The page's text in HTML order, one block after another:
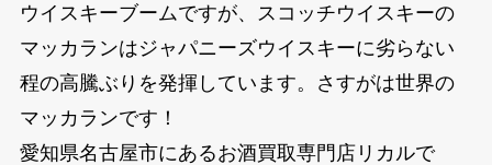
ウイスキーブームですが、スコッチウイスキーの
マッカランはジャパニーズウイスキーに劣らない
程の高騰ぶりを発揮しています。さすがは世界の
マッカランです！
愛知県名古屋市にあるお酒買取専門店リカルで